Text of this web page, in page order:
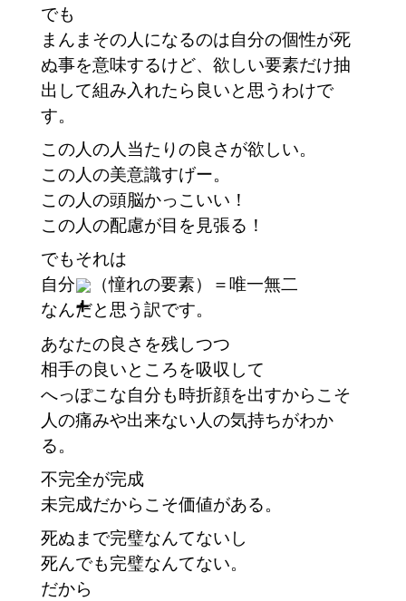
でも
まんまその人になるのは自分の個性が死
ぬ事を意味するけど、欲しい要素だけ抽
出して組み入れたら良いと思うわけで
す。
この人の人当たりの良さが欲しい。
この人の美意識すげー。
この人の頭脳かっこいい！
この人の配慮が目を見張る！
でもそれは
自分
（憧れの要素）＝唯一無二
なんだと思う訳です。
あなたの良さを残しつつ
相手の良いところを吸収して
へっぽこな自分も時折顔を出すからこそ
人の痛みや出来ない人の気持ちがわか
る。
不完全が完成
未完成だからこそ価値がある。
死ぬまで完璧なんてないし
死んでも完璧なんてない。
だから